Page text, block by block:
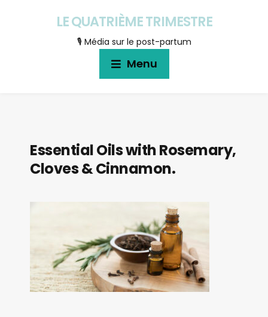
LE QUATRIÈME TRIMESTRE
🎙 Média sur le post-partum
Menu
Essential Oils with Rosemary,
Cloves & Cinnamon.